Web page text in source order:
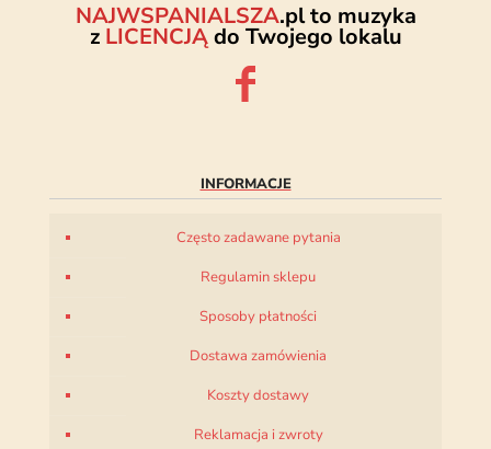
NAJWSPANIALSZA.pl to muzyka
z LICENCJĄdo Twojego lokalu
INFORMACJE
Często zadawane pytania
Regulamin sklepu
Sposoby płatności
Dostawa zamówienia
Koszty dostawy
Reklamacja i zwroty